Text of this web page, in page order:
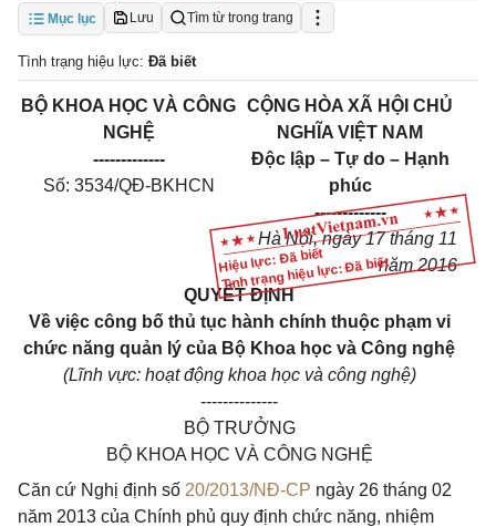
Mục lục Lưu Tìm từ trong trang
Tình trạng hiệu lực: Đã biết
Hiệu lực: Đã biết
Tình trạng hiệu lực: Đã biết
BỘ KHOA HỌC VÀ CÔNG
NGHỆ
-------------
Số: 3534/QĐ-BKHCN
CỘNG HÒA XÃ HỘI CHỦ
NGHĨA VIỆT NAM
Độc lập – Tự do – Hạnh
phúc
-------------
Hà Nội, ngày 17 tháng 11
năm 2016
QUYẾT ĐỊNH
Về việc công bố thủ tục hành chính thuộc phạm vi
chức năng quản lý của Bộ Khoa học và Công nghệ
(Lĩnh vực: hoạt động khoa học và công nghệ)
--------------
BỘ TRƯỞNG
BỘ KHOA HỌC VÀ CÔNG NGHỆ
Căn cứ Nghị định số 20/2013/NĐ-CP ngày 26 tháng 02
năm 2013 của Chính phủ quy định chức năng, nhiệm